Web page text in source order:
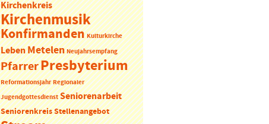
Kirchenkreis
Kirchenmusik
Konfirmanden Kulturkirche
LebenMetelen Neujahrsempfang
PfarrerPresbyterium
Reformationsjahr Regionaler
Jugendgottesdienst Seniorenarbeit
Seniorenkreis Stellenangebot